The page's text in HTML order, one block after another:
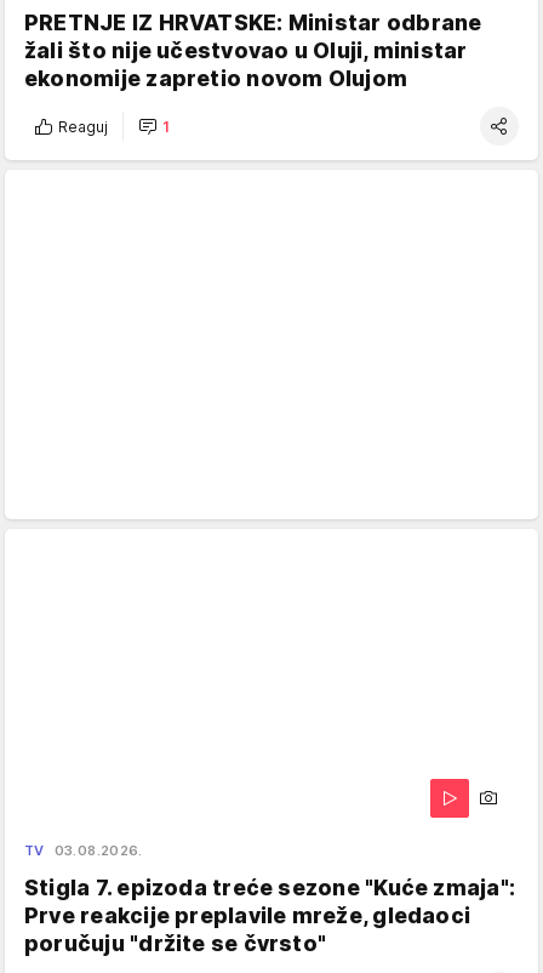
PRETNJE IZ HRVATSKE: Ministar odbrane
žali što nije učestvovao u Oluji, ministar
ekonomije zapretio novom Olujom
Reaguj 1
TV 03.08.2026.
Stigla 7. epizoda treće sezone "Kuće zmaja":
Prve reakcije preplavile mreže, gledaoci
poručuju "držite se čvrsto"